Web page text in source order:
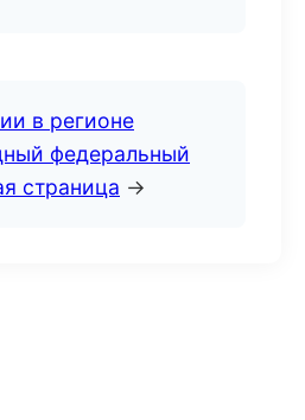
в регионе
федеральный
страница →